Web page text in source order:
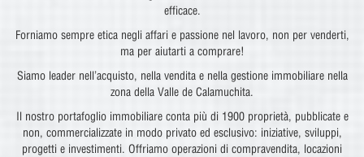
efficace.
Forniamo sempre etica negli affari e passione nel lavoro, non per venderti,
ma per aiutarti a comprare!
Siamo leader nell’acquisto, nella vendita e nella gestione immobiliare nella
zona della Valle de Calamuchita.
Il nostro portafoglio immobiliare conta più di 1900 proprietà, pubblicate e
non, commercializzate in modo privato ed esclusivo: iniziative, sviluppi,
progetti e investimenti. Offriamo operazioni di compravendita, locazioni